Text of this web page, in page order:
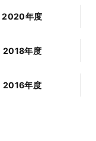
2020年度
2018年度
2016年度